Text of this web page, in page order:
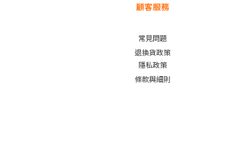
顧客服務
常見問題
退換貨政策
隱私政策
條款與細則